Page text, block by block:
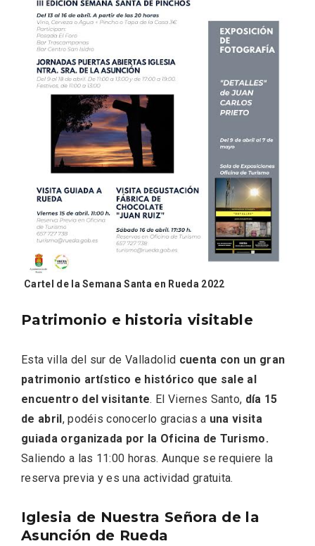
Cartel de la Semana Santa en Rueda 2022
Patrimonio e historia visitable
Esta villa del sur de Valladolid cuenta con un gran
patrimonio artístico e histórico que sale al
encuentro del visitante. El Viernes Santo, día 15
de abril, podéis conocerlo gracias a una visita
guiada organizada por la Oficina de Turismo.
Saliendo a las 11:00 horas. Aunque se requiere la
reserva previa y es una actividad gratuita.
Iglesia de Nuestra Señora de la
Asunción de Rueda
El Cronicón de Oña sale a la calle
Conciertos gratuitos del coro Wetherby
Preparatory School en Ávila y Salamanca